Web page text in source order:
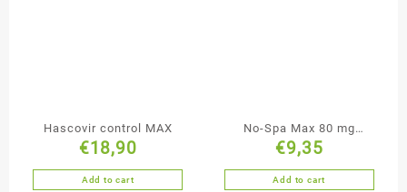
Hascovir control MAX
€18,90
Add to cart
No-Spa Max 80 mg
tabletki powlekane 20
tabletek
€9,35
Add to cart